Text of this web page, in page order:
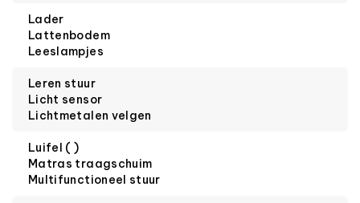
Lader
Lattenbodem
Leeslampjes
Leren stuur
Licht sensor
Lichtmetalen velgen
Luifel ( )
Matras traagschuim
Multifunctioneel stuur